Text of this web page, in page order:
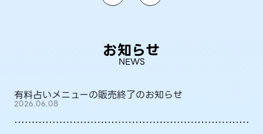
お知らせ
NEWS
有料占いメニューの販売終了のお知らせ
2026.06.08